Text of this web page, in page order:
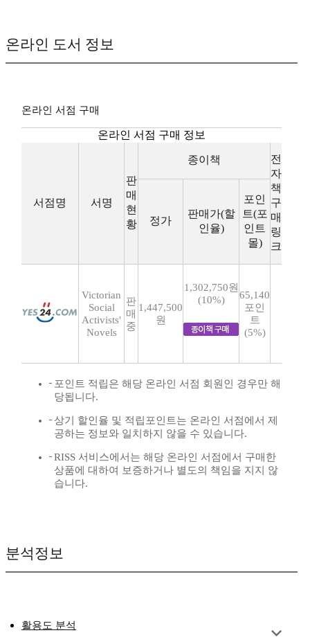
온라인 도서 정보
온라인 서점 구매
온라인 서점 구매 정보
서점명 서명
판
매
현
황
종이책
전
자
책
구
매
링
크
정가
판매가(할
인율)
포인
트(포
인트
몰)
Victorian
Social
Activists'
Novels
판
매
중
1,447,500
원
1,302,750원
(10%)
65,140
포인
트
(5%)
포인트 적립은 해당 온라인 서점 회원인 경우만 해
당됩니다.
상기 할인율 및 적립포인트는 온라인 서점에서 제
공하는 정보와 일치하지 않을 수 있습니다.
RISS 서비스에서는 해당 온라인 서점에서 구매한
상품에 대하여 보증하거나 별도의 책임을 지지 않
습니다.
분석정보
활용도 분석